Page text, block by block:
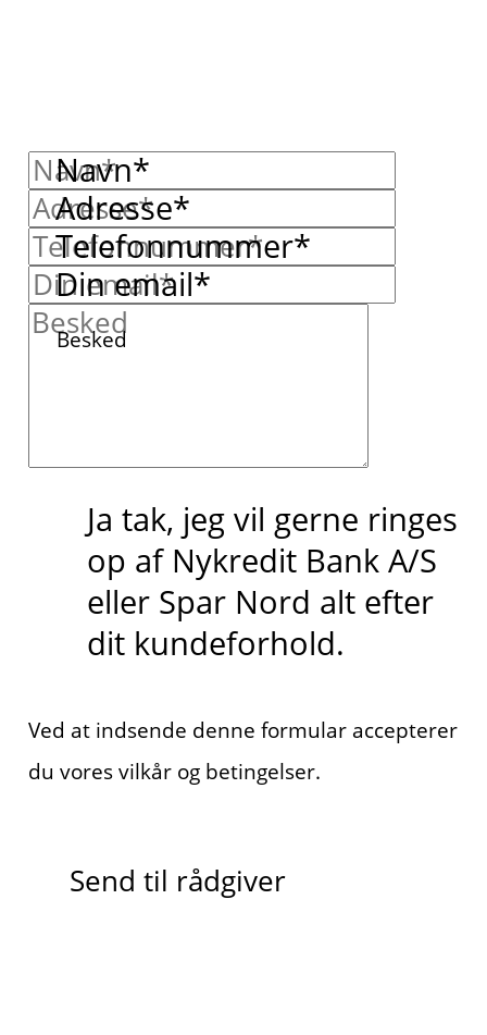
Navn*
Adresse*
Telefonnummer*
Din email*
Besked
Ja tak, jeg vil gerne ringes
op af Nykredit Bank A/S
eller Spar Nord alt efter
dit kundeforhold.
Ved at indsende denne formular accepterer
du vores vilkår og betingelser.
Send til rådgiver